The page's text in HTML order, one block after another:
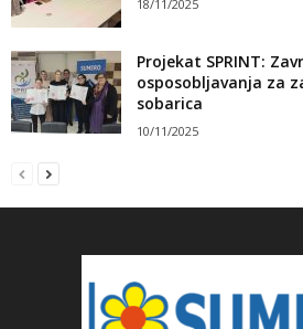
18/11/2025
Projekat SPRINT:
osposobljavanja za
sobarica
10/11/2025